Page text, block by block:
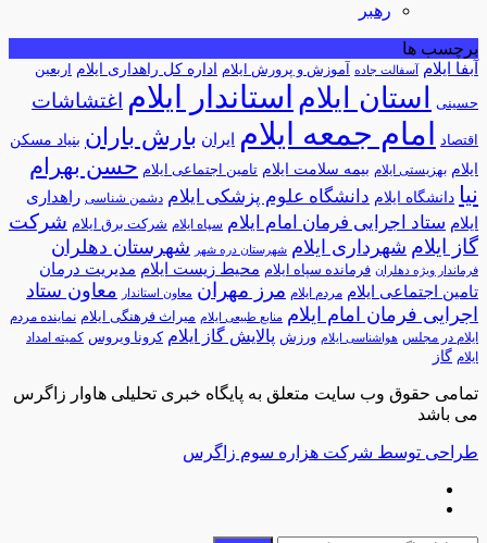
رهبر
برچسب ها
آبفا ایلام آسفالت جاده آموزش و پرورش ایلام اداره کل راهداری ایلام اربعین
حسینی استان ایلام استاندار ایلام اغتشاشات
اقتصاد امام جمعه ایلام ایران بارش باران بنیاد مسکن
ایلام بهزیستی ایلام بیمه سلامت ایلام تامین اجتماعی ایلام حسن بهرام
نیا دانشگاه ایلام دانشگاه علوم پزشکی ایلام دشمن شناسی راهداری
ایلام ستاد اجرایی فرمان امام ایلام سپاه ایلام شرکت برق ایلام شرکت
گاز ایلام شهرداری ایلام شهرستان دره شهر شهرستان دهلران
فرماندار ویژه دهلران فرمانده سپاه ایلام محیط زیست ایلام مدیریت درمان
تامین اجتماعی ایلام مردم ایلام مرز مهران معاون استاندار
معاون ستاد
اجرایی فرمان امام ایلام منابع طبیعی ایلام میراث فرهنگی ایلام نماینده مردم
ایلام در مجلس هواشناسی ایلام ورزش پالایش گاز ایلام کرونا ویروس کمیته امداد
ایلام گاز
تمامی حقوق وب سایت متعلق به پایگاه خبری تحلیلی هاوار زاگرس
می باشد
طراحی توسط شرکت هزاره سوم زاگرس